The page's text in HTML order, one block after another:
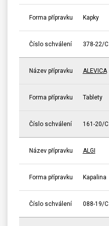
Forma přípravku Kapky
Číslo schválení 378-22/C
Název přípravku ALEVICA
Forma přípravku Tablety
Číslo schválení 161-20/C
Název přípravku ALGI
Forma přípravku Kapalina
Číslo schválení 088-19/C